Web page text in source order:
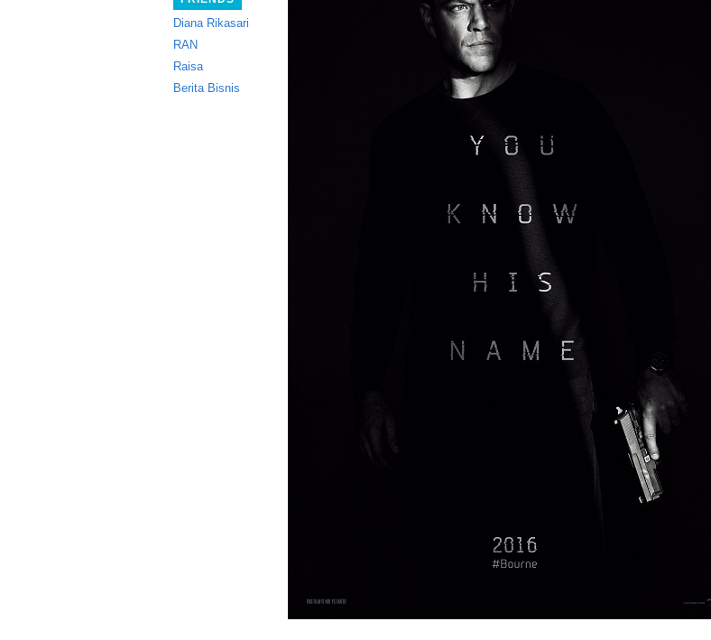
Diana Rikasari
RAN
Raisa
Berita Bisnis